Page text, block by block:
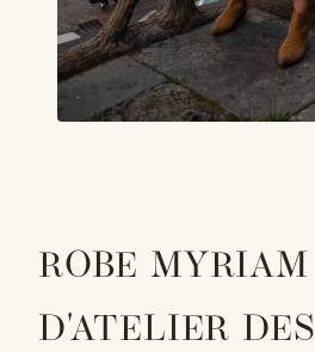
ROBE MYRIAM
D'ATELIER DES